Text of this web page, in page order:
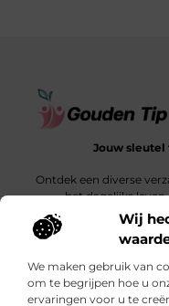
Wij
We maken gebruik van
om te begrijpen hoe u
ervaringen voor u te
Jouw
Ontdek een diverse
het dagelijks
Bericht categorie